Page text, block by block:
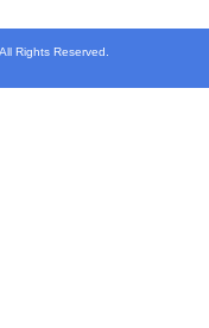
Rights Reserved.